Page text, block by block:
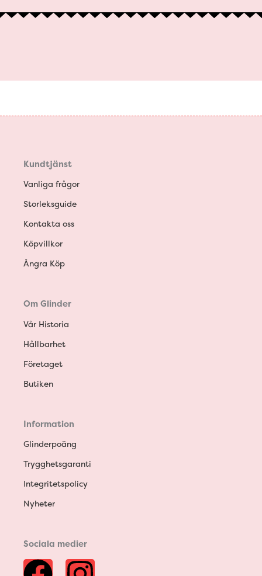
Kundtjänst
Vanliga frågor
Storleksguide
Kontakta oss
Köpvillkor
Ångra Köp
Om Glinder
Vår Historia
Hållbarhet
Företaget
Butiken
Information
Glinderpoäng
Trygghetsgaranti
Integritetspolicy
Nyheter
Sociala medier